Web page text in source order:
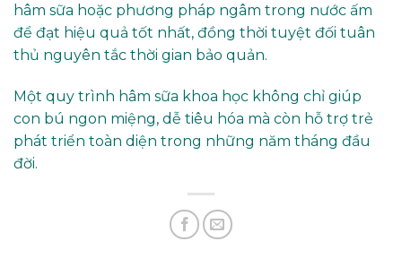
hâm sữa hoặc phương pháp ngâm trong nước ấm
để đạt hiệu quả tốt nhất, đồng thời tuyệt đối tuân
thủ nguyên tắc thời gian bảo quản.
Một quy trình hâm sữa khoa học không chỉ giúp
con bú ngon miệng, dễ tiêu hóa mà còn hỗ trợ trẻ
phát triển toàn diện trong những năm tháng đầu
đời.